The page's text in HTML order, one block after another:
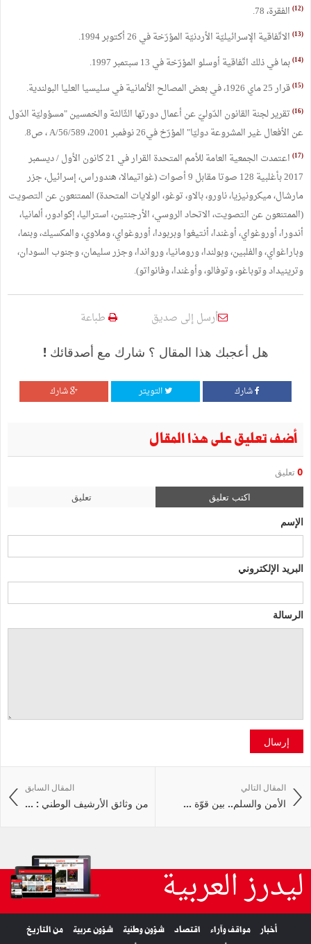
(12) الفقرة، 78.
(13) الاتّفاقية الإسرائيليّة الأردنيّة المؤرّخة في 26 أكتوبر 1994.
(14) بما في ذلك اتّفاقية أوسلو المؤرّخة في 13 سبتمبر 1997.
(15) قرار 25 ماي 1926، في بعض المصالح الألمانية في سليسيا العليا البولندية.
(16)
تقرير لجنة القانون الدّوليّ عن أعمال دورتها الثّالثة والخمسين "مسؤوليّة الدّول
عن الأفعال غير المشروعة دوليّا" المؤرّخ في26 نوفمبر 2001، A/56/589 ، ص8.
(17)
اعتمدت الجمعية العامة للأمم المتحدة القرار في 21 كانون الأول / ديسمبر
2017 بأغلبية 128 صوتا مقابل 9 أصوات (غواتيمالا، هندوراس، إسرائيل، جزر
مارشال، ميكرونيزيا، ناورو، بالاو، توغو، الولايات المتحدة) الممتنعون عن التصويت
(الممتنعون عن التصويت، الاتحاد الروسي، الأرجنتين، استراليا، إكوادور، ألمانيا،
أندورا، أوروغواي، أوغندا، أنتيغوا وبربودا، أوروغواي، وملاوي، والمكسيك، وبنما،
وباراغواي، والفلبين، وبولندا، ورومانيا، ورواندا، وجزر سليمان، وجنوب السودان،
وترينيداد وتوباغو، وتوفالو، وأوغندا، وفانواتو).
أرسل إلى صديق طباعة
هل أعجبك هذا المقال ؟ شارك مع أصدقائك !
شارك التويتر شارك
أضف تعليق على هذا المقال
0 تعليق
اكتب تعليق تعليق
الإسم
البريد الإلكتروني
الرسالة
إرسال
المقال السابق
من وثائق الأرشيف الوطني : ...
المقال التالي
الأمن والسلم.. بين قوّة ...
ليدرز العربية
أخبار مواقف وآراء اقتصاد شؤون وطنية شؤون عربية
من التاريخ